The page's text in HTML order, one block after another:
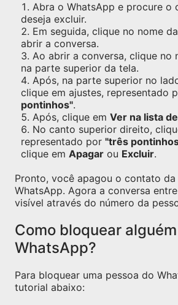
Abra o WhatsApp e procure o
deseja excluir.
Em seguida, clique no nome
abrir a conversa.
Ao abrir a conversa, clique no
na parte superior da tela.
Após, na parte superior no
clique em ajustes, representado
pontinhos".
Após, clique em Ver na lista
No canto superior direito,
representado por "três
clique em Apagar ou Excluir.
Pronto, você apagou o contato da
WhatsApp. Agora a conversa
visível através do número da
Como bloquear
WhatsApp?
Para bloquear uma pessoa do
tutorial abaixo: